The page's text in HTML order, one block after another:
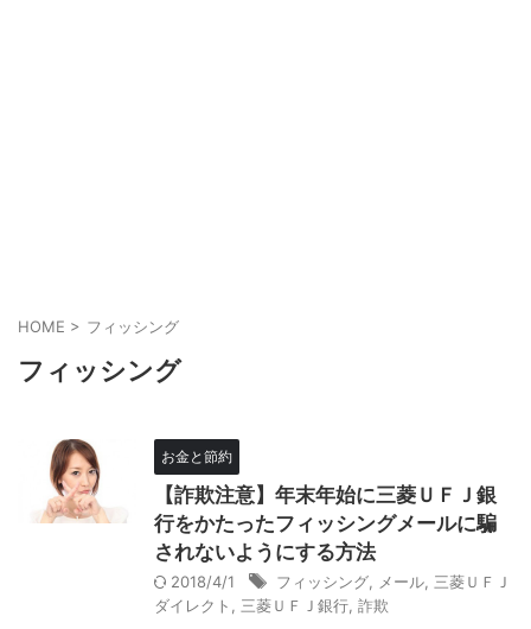
HOME > フィッシング
フィッシング
お金と節約
【詐欺注意】年末年始に三菱ＵＦＪ銀
行をかたったフィッシングメールに騙
されないようにする方法
2018/4/1 フィッシング メール 三菱ＵＦＪ
ダイレクト
三菱ＵＦＪ銀行 詐欺